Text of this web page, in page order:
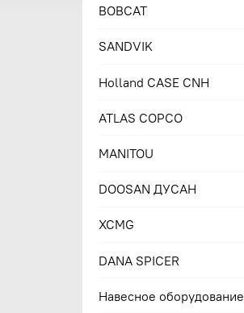
BOBCAT
SANDVIK
Holland CASE CNH
ATLAS COPCO
MANITOU
DOOSAN ДУСАН
XCMG
DANA SPICER
Навесное оборудование